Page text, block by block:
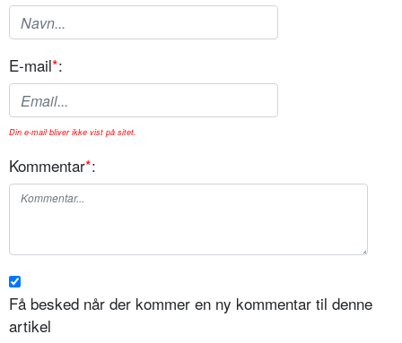
E-mail*:
Din e-mail bliver ikke vist på sitet.
Kommentar*:
Få besked når der kommer en ny kommentar til denne
artikel